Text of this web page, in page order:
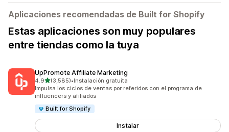
Aplicaciones recomendadas de Built for Shopify
Estas aplicaciones son muy populares
entre tiendas como la tuya
UpPromote Affiliate Marketing
4.9de 5 estrellas
(3,585)
3585 reseñas en total
•Instalación gratuita
Impulsa los ciclos de ventas por referidos con el programa de
influencers y afiliados
Built for Shopify
Instalar